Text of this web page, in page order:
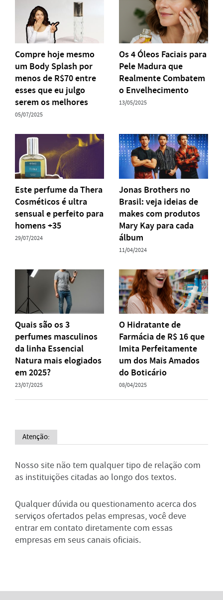
Compre hoje mesmo
um Body Splash por
menos de R$70 entre
esses que eu julgo
serem os melhores
05/07/2025
Os 4 Óleos Faciais para
Pele Madura que
Realmente Combatem
o Envelhecimento
13/05/2025
Este perfume da Thera
Cosméticos é ultra
sensual e perfeito para
homens +35
29/07/2024
Jonas Brothers no
Brasil: veja ideias de
makes com produtos
Mary Kay para cada
álbum
11/04/2024
Quais são os 3
perfumes masculinos
da linha Essencial
Natura mais elogiados
em 2025?
23/07/2025
O Hidratante de
Farmácia de R$ 16 que
Imita Perfeitamente
um dos Mais Amados
do Boticário
08/04/2025
Atenção:
Nosso site não tem qualquer tipo de relação com
as instituições citadas ao longo dos textos.
Qualquer dúvida ou questionamento acerca dos
serviços ofertados pelas empresas, você deve
entrar em contato diretamente com essas
empresas em seus canais oficiais.